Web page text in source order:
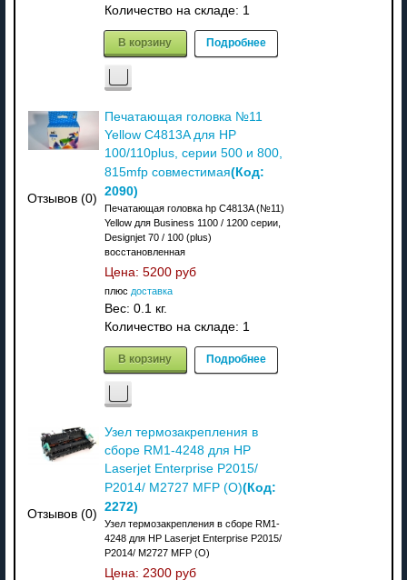
Количество на складе: 1
В корзину Подробнее
Отзывов (0)
Печатающая головка №11
Yellow C4813A для HP
100/110plus, серии 500 и 800,
815mfp совместимая(Код:
2090)
Печатающая головка hp C4813A (№11)
Yellow для Business 1100 / 1200 серии,
Designjet 70 / 100 (plus)
восстановленная
Цена: 5200 руб
плюс доставка
Вес: 0.1 кг.
Количество на складе: 1
В корзину Подробнее
Отзывов (0)
Узел термозакрепления в
сборе RM1-4248 для HP
Laserjet Enterprise P2015/
P2014/ M2727 MFP (О)(Код:
2272)
Узел термозакрепления в сборе RM1-
4248 для HP Laserjet Enterprise P2015/
P2014/ M2727 MFP (О)
Цена: 2300 руб